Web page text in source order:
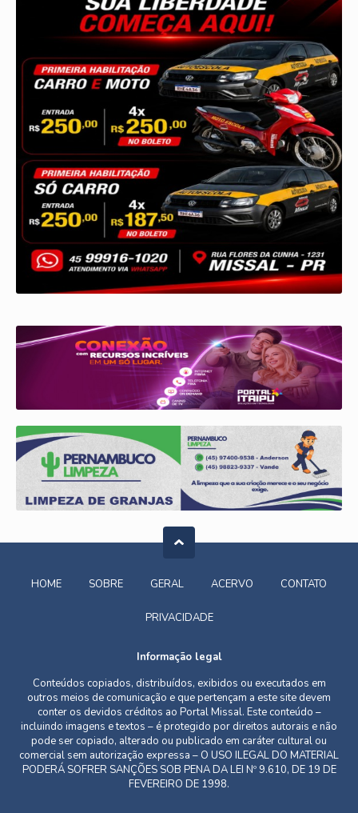
HOME SOBRE GERAL ACERVO CONTATO
PRIVACIDADE
Informação legal
Conteúdos copiados, distribuídos, exibidos ou executados em
outros meios de comunicação e que pertençam a este site devem
conter os devidos créditos ao Portal Missal. Este conteúdo –
incluindo imagens e textos – é protegido por direitos autorais e não
pode ser copiado, alterado ou publicado em caráter cultural ou
comercial sem autorização expressa – O USO ILEGAL DO MATERIAL
PODERÁ SOFRER SANÇÕES SOB PENA DA LEI Nº 9.610, DE 19 DE
FEVEREIRO DE 1998.